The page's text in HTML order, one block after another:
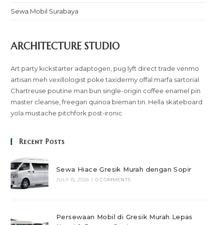
Sewa Mobil Surabaya
ARCHITECTURE STUDIO
Art party kickstarter adaptogen, pug lyft direct trade venmo
artisan meh vexillologist poke taxidermy offal marfa sartorial.
Chartreuse poutine man bun single-origin coffee enamel pin
master cleanse, freegan quinoa bieman tin. Hella skateboard
yola mustache pitchfork post-ironic.
Recent Posts
Sewa Hiace Gresik Murah dengan Sopir
JULY 15, 2026 / 0 COMMENTS
Persewaan Mobil di Gresik Murah Lepas